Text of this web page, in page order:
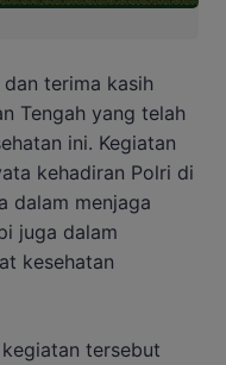
terima kasih
Tengah yang telah
ini. Kegiatan
kehadiran Polri di
dalam menjaga
juga dalam
kesehatan
tersebut